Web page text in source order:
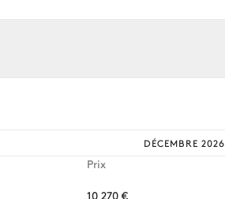
DÉCEMBRE 2026
Prix
10 270 €